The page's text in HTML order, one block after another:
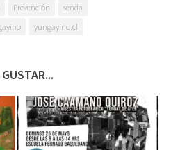
Prevención
senda
yungayino.cl